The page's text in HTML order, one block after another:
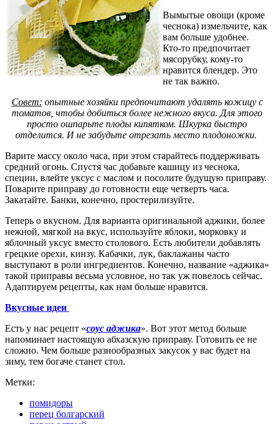
Вымытые овощи (кроме
чеснока) измельчите, как
вам больше удобнее.
Кто-то предпочитает
мясорубку, кому-то
нравится блендер. Это
не так важно.
Совет: опытные хозяйки предпочитают удалять кожицу с
томатов, чтобы добиться более нежного вкуса. Для этого
просто ошпарьте плоды кипятком. Шкурка быстро
отделится. И не забудьте отрезать место плодоножки.
Варите массу около часа, при этом старайтесь поддерживать
средний огонь. Спустя час добавьте кашицу из чеснока,
специи, влейте уксус с маслом и посолите будущую приправу.
Поварите приправу до готовности еще четверть часа.
Закатайте. Банки, конечно, простерилизуйте.
Теперь о вкусном. Для варианта оригинальной аджики, более
нежной, мягкой на вкус, используйте яблоки, морковку и
яблочный уксус вместо столового. Есть любители добавлять
грецкие орехи, кинзу. Кабачки, лук, баклажаны часто
выступают в роли ингредиентов. Конечно, название «аджика»
такой приправы весьма условное, но так уж повелось сейчас.
Адаптируем рецепты, как нам больше нравится.
Вкусные идеи
Есть у нас рецепт «соус аджика». Вот этот метод больше
напоминает настоящую абхазскую приправу. Готовить ее не
сложно. Чем больше разнообразных закусок у вас будет на
зиму, тем богаче станет стол.
Метки:
помидоры
перец болгарский